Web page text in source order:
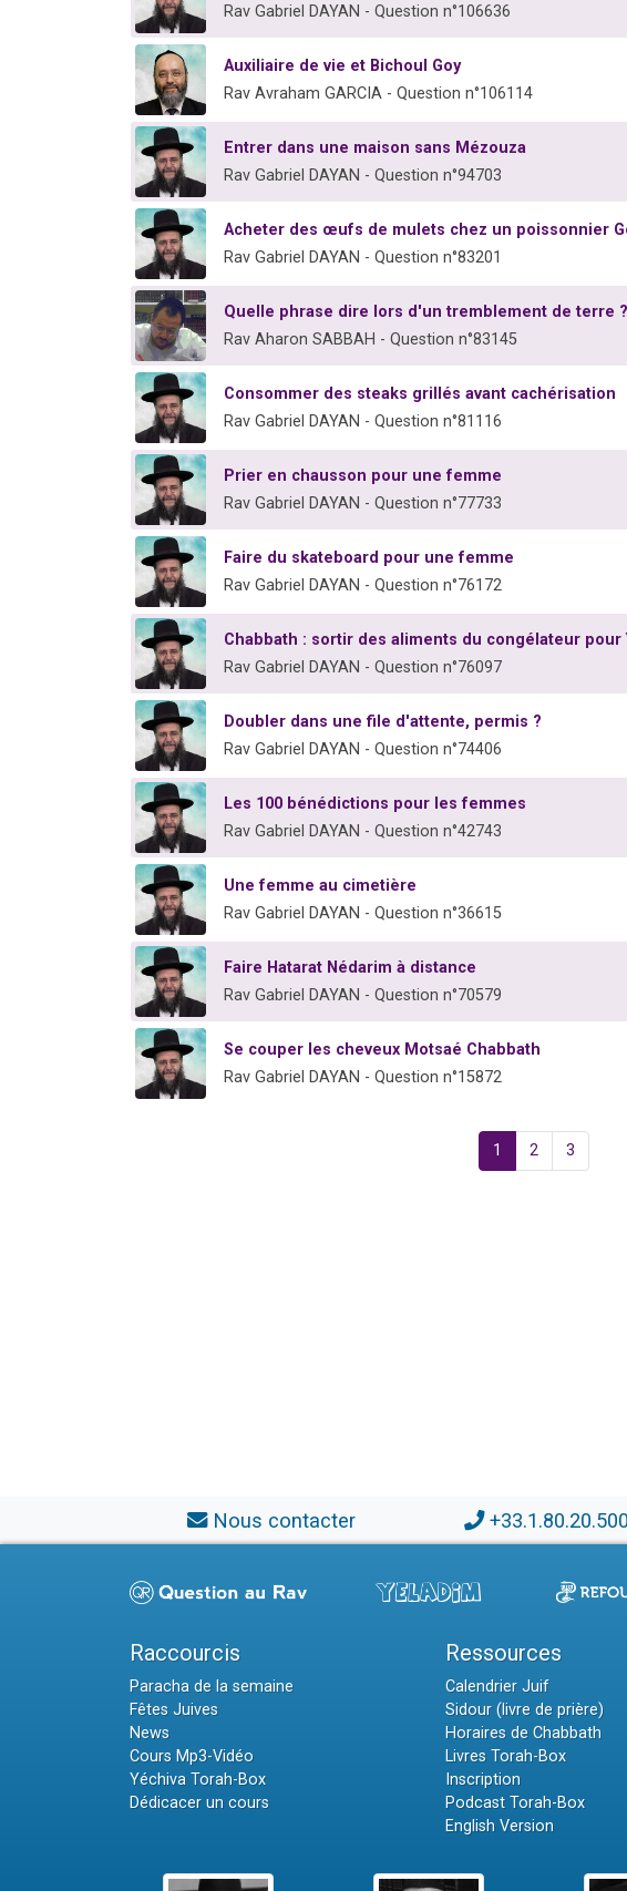
Rav Gabriel DAYAN - Question n°106636
Auxiliaire de vie et Bichoul Goy
Rav Avraham GARCIA - Question n°106114
Entrer dans une maison sans Mézouza
Rav Gabriel DAYAN - Question n°94703
Acheter des œufs de mulets chez un poissonnier
Rav Gabriel DAYAN - Question n°83201
Quelle phrase dire lors d'un tremblement de terre ?
Rav Aharon SABBAH - Question n°83145
Consommer des steaks grillés avant cachérisation
Rav Gabriel DAYAN - Question n°81116
Prier en chausson pour une femme
Rav Gabriel DAYAN - Question n°77733
Faire du skateboard pour une femme
Rav Gabriel DAYAN - Question n°76172
Chabbath : sortir des aliments du congélateur pour
Rav Gabriel DAYAN - Question n°76097
Doubler dans une file d'attente, permis ?
Rav Gabriel DAYAN - Question n°74406
Les 100 bénédictions pour les femmes
Rav Gabriel DAYAN - Question n°42743
Une femme au cimetière
Rav Gabriel DAYAN - Question n°36615
Faire Hatarat Nédarim à distance
Rav Gabriel DAYAN - Question n°70579
Se couper les cheveux Motsaé Chabbath
Rav Gabriel DAYAN - Question n°15872
1 2 3
Nous contacter
Raccourcis
Paracha de la semaine
Fêtes Juives
News
Cours Mp3-Vidéo
Yéchiva Torah-Box
Dédicacer un cours
Ressources
Calendrier Juif
Sidour (livre de prière)
Horaires de Chabbath
Livres Torah-Box
Inscription
Podcast Torah-Box
English Version